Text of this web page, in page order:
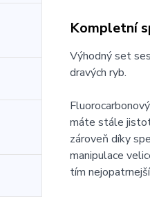
Kompletní
Výhodný set
dravých ryb.
máte stále
zároveň díky
manipulace
tím